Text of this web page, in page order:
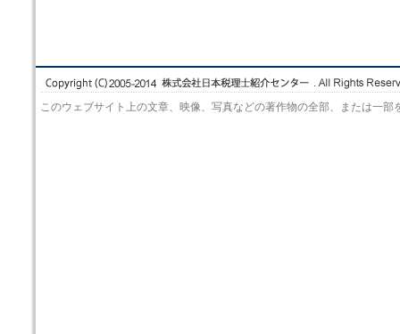
このウェブサイト上の文章、映像、写真などの著作物の全部、または一